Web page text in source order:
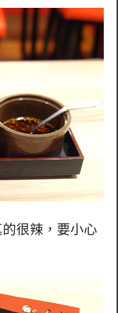
很辣，要小心